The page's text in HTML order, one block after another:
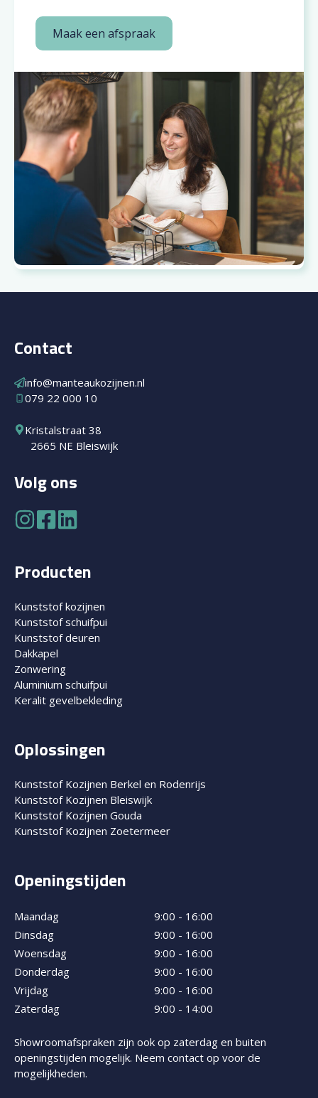
Maak een afspraak
Contact
info@manteaukozijnen.nl
079 22 000 10
Kristalstraat 38
2665 NE Bleiswijk
Volg ons
Producten
Kunststof kozijnen
Kunststof schuifpui
Kunststof deuren
Dakkapel
Zonwering
Aluminium schuifpui
Keralit gevelbekleding
Oplossingen
Kunststof Kozijnen Berkel en Rodenrijs
Kunststof Kozijnen Bleiswijk
Kunststof Kozijnen Gouda
Kunststof Kozijnen Zoetermeer
Openingstijden
Maandag
9:00 - 16:00
Dinsdag
9:00 - 16:00
Woensdag
9:00 - 16:00
Donderdag
9:00 - 16:00
Vrijdag
9:00 - 16:00
Zaterdag
9:00 - 14:00
Showroomafspraken zijn ook op zaterdag en buiten
openingstijden mogelijk. Neem contact op voor de
mogelijkheden.